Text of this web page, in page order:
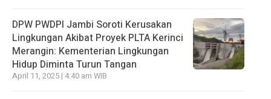
DPW PWDPI Jambi Soroti Kerusakan
Lingkungan Akibat Proyek PLTA Kerinci
Merangin: Kementerian Lingkungan
Hidup Diminta Turun Tangan
April 11, 2025 | 4:40 am WIB